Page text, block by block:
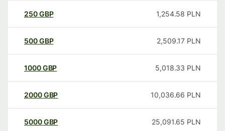
250GBP 1,254.58 PLN
500GBP 2,509.17 PLN
1000GBP 5,018.33 PLN
2000GBP 10,036.66 PLN
5000GBP 25,091.65 PLN